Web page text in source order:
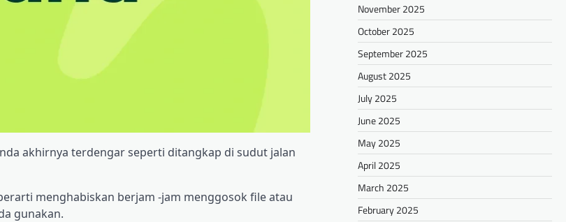
akhirnya terdengar seperti ditangkap di sudut jalan
menghabiskan berjam -jam menggosok file atau
gunakan.
November 2025
October 2025
September 2025
August 2025
July 2025
June 2025
May 2025
April 2025
March 2025
February 2025